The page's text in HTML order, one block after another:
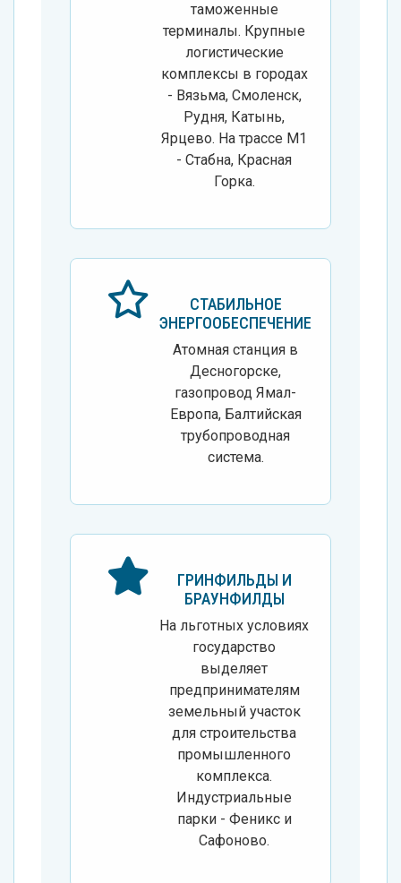
таможенные
терминалы. Крупные
логистические
комплексы в городах
- Вязьма, Смоленск,
Рудня, Катынь,
Ярцево. На трассе М1
- Стабна, Красная
Горка.
СТАБИЛЬНОЕ
ЭНЕРГООБЕСПЕЧЕНИЕ
Атомная станция в
Десногорске,
газопровод Ямал-
Европа, Балтийская
трубопроводная
система.
ГРИНФИЛЬДЫ И
БРАУНФИЛДЫ
На льготных условиях
государство
выделяет
предпринимателям
земельный участок
для строительства
промышленного
комплекса.
Индустриальные
парки - Феникс и
Сафоново.